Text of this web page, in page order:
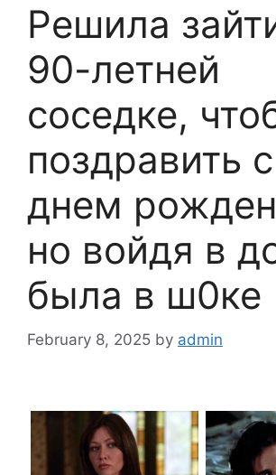
Решила
90-летней
соседке,
поздравить с
днем
но войдя в
была в ш0ке
February 8, 2025 by admin